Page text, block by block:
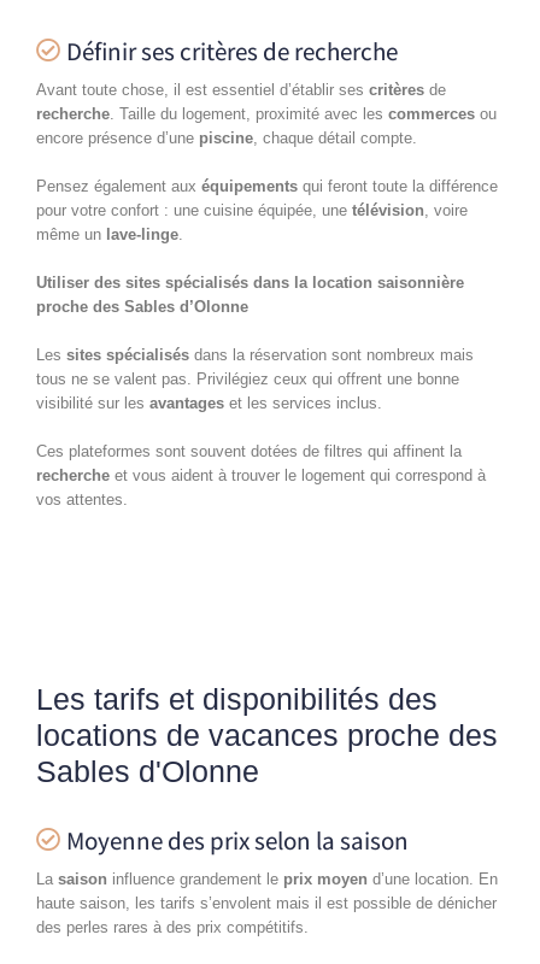
Définir ses critères de recherche
Avant toute chose, il est essentiel d’établir ses critères de
recherche . Taille du logement, proximité avec les commerces ou
encore présence d’une piscine , chaque détail compte.
Pensez également aux équipements qui feront toute la différence
pour votre confort : une cuisine équipée, une télévision , voire
même un lave-linge
Utiliser des sites spécialisés dans la location saisonnière
proche des Sables d’Olonne
Les sites spécialisés dans la réservation sont nombreux mais
tous ne se valent pas. Privilégiez ceux qui offrent une bonne
visibilité sur les avantages et les services inclus.
Ces plateformes sont souvent dotées de filtres qui affinent la
recherche et vous aident à trouver le logement qui correspond à
vos attentes.
Les tarifs et disponibilités des
locations de vacances proche des
Sables d'Olonne
Moyenne des prix selon la saison
La saison influence grandement le prix moyen d’une location. En
haute saison, les tarifs s’envolent mais il est possible de dénicher
des perles rares à des prix compétitifs.